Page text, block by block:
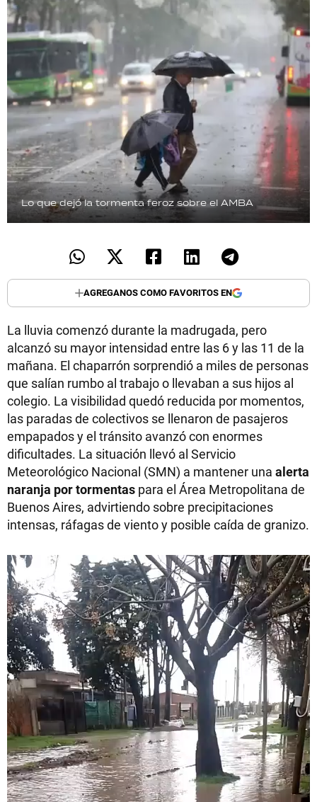
Lo que dejó la tormenta feroz sobre el AMBA
AGREGANOS COMO FAVORITOS EN
La lluvia comenzó durante la madrugada, pero
alcanzó su mayor intensidad entre las 6 y las 11 de la
mañana. El chaparrón sorprendió a miles de personas
que salían rumbo al trabajo o llevaban a sus hijos al
colegio. La visibilidad quedó reducida por momentos,
las paradas de colectivos se llenaron de pasajeros
empapados y el tránsito avanzó con enormes
dificultades. La situación llevó al Servicio
Meteorológico Nacional (SMN) a mantener una alerta
naranja por tormentas para el Área Metropolitana de
Buenos Aires, advirtiendo sobre precipitaciones
intensas, ráfagas de viento y posible caída de granizo.